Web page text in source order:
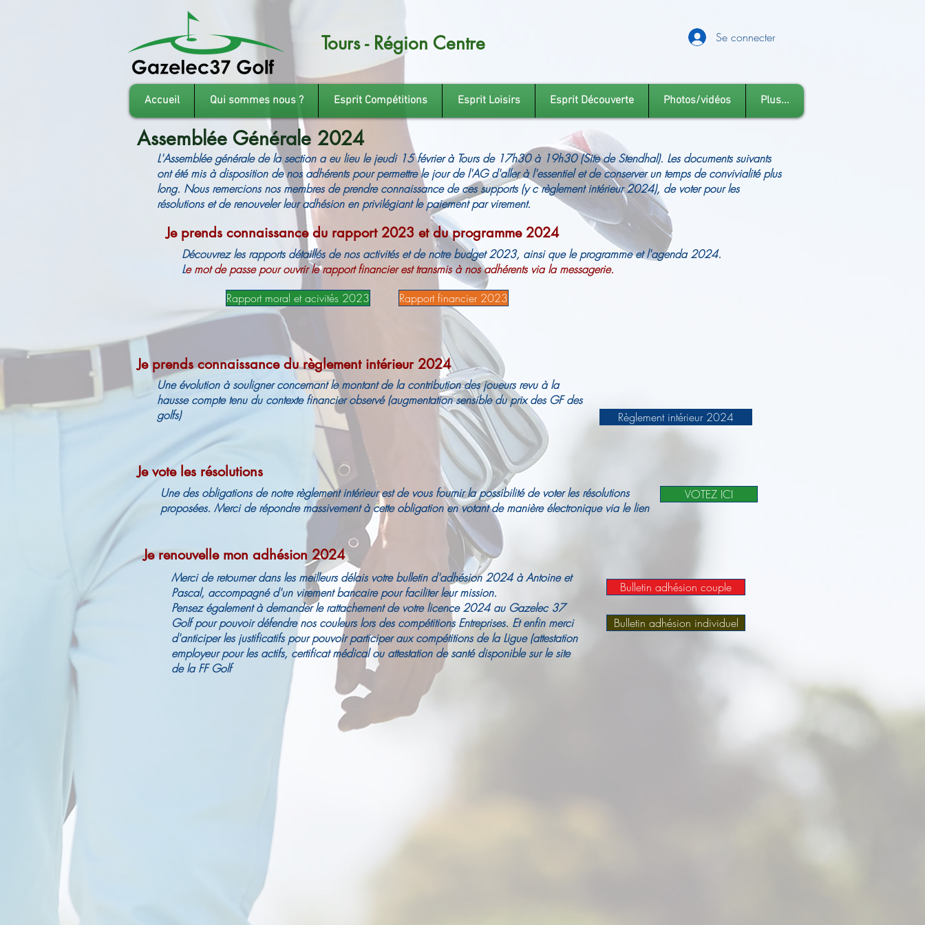
Tours - Région Centre Se connecter
Accueil Qui sommes nous ? Esprit Compétitions Esprit Loisirs Esprit Découverte Photos/vidéos Plus...
Assemblée Générale 2024
L'Assemblée générale de la section a eu lieu le jeudi 15 février à Tours de 17h30 à 19h30 (Site de Stendhal). Les documents suivants
ont été mis à disposition de nos adhérents pour permettre le jour de l'AG d'aller à l'essentiel et de conserver un temps de convivialité plus
long. Nous remercions nos membres de prendre connaissance de ces supports (y c règlement intérieur 2024), de voter pour les
résolutions et de renouveler leur adhésion en privilégiant le paiement par virement.
Je prends connaissance du rapport 2023 et du programme 2024
Découvrez les rapports détaillés de nos activités et de notre budget 2023, ainsi que le programme et l'agenda 2024.
Le mot de passe pour ouvrir le rapport financier est transmis à nos adhérents via la messagerie.
Rapport moral et acivités 2023
Rapport financier 2023
Je prends connaissance du règlement intérieur 2024
Une évolution à souligner concernant le montant de la contribution des joueurs revu à la
hausse compte tenu du contexte financier observé (augmentation sensible du prix des GF des
golfs)
Règlement intérieur 2024
Je vote les résolutions
Une des obligations de notre règlement intérieur est de vous fournir la possibilité de voter les résolutions
proposées. Merci de répondre massivement à cette obligation en votant de manière électronique via le lien
VOTEZ ICI
Je renouvelle mon adhésion 2024
Merci de retourner dans les meilleurs délais votre bulletin d'adhésion 2024 à Antoine et
Pascal, accompagné d'un virement bancaire pour faciliter leur mission.
Pensez également à demander le rattachement de votre licence 2024 au Gazelec 37
Golf pour pouvoir défendre nos couleurs lors des compétitions Entreprises. Et enfin merci
d'anticiper les justificatifs pour pouvoir participer aux compétitions de la Ligue (attestation
employeur pour les actifs, certificat médical ou attestation de santé disponible sur le site
de la FF Golf
Bulletin adhésion couple
Bulletin adhésion individuel